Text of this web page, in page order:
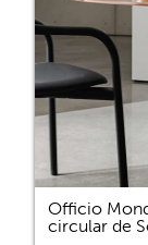
Officio
circular de